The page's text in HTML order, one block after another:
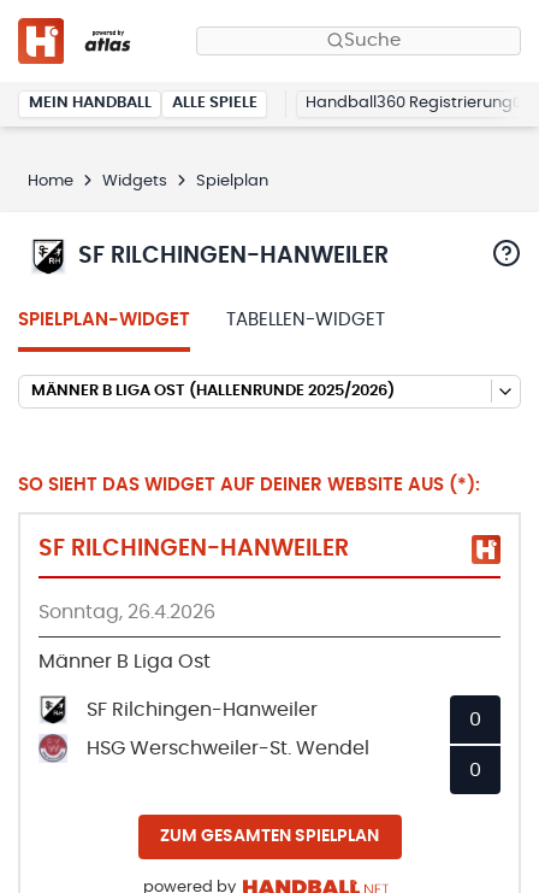
Suche
MEIN HANDBALL ALLE SPIELE Handball360 Registrierung
Home Widgets Spielplan
SF RILCHINGEN-HANWEILER
SPIELPLAN-WIDGET TABELLEN-WIDGET
MÄNNER B LIGA OST (HALLENRUNDE 2025/2026)
SO SIEHT DAS WIDGET AUF DEINER WEBSITE AUS (*):
SF RILCHINGEN-HANWEILER
Sonntag, 26.4.2026
Männer B Liga Ost
SF Rilchingen-Hanweiler
HSG Werschweiler-St. Wendel
0
0
ZUM GESAMTEN SPIELPLAN
powered by